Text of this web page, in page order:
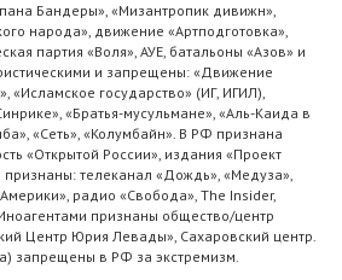
Бандеры», «Мизантропик дивижн»,
народа», движение «Артподготовка»,
партия «Воля», АУЕ, батальоны «Азов» и
и запрещены: «Движение
«Исламское государство» (ИГ, ИГИЛ),
«Братья-мусульмане», «Аль-Каида в
«Сеть», «Колумбайн». В РФ признана
«Открытой России», издания «Проект
телеканал «Дождь», «Медуза»,
радио «Свобода», The Insider,
признаны общество/центр
Центр Юрия Левады», Сахаровский центр.
запрещены в РФ за экстремизм.